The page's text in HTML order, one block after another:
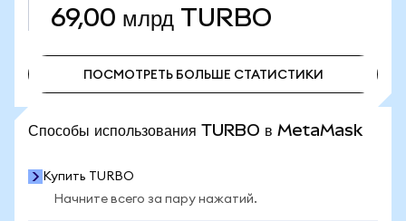
69,00 млрд TURBO
ПОСМОТРЕТЬ БОЛЬШЕ СТАТИСТИКИ
Способы использования TURBO в MetaMask
Купить TURBO
Начните всего за пару нажатий.